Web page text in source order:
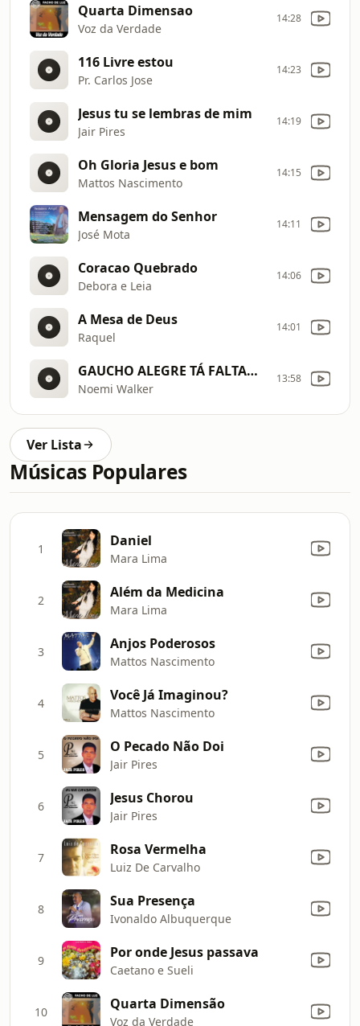
Quarta Dimensao
Voz da Verdade
14:28
116 Livre estou
Pr. Carlos Jose
14:23
Jesus tu se lembras de mim
Jair Pires
14:19
Oh Gloria Jesus e bom
Mattos Nascimento
14:15
Mensagem do Senhor
José Mota
14:11
Coracao Quebrado
Debora e Leia
14:06
A Mesa de Deus
Raquel
14:01
GAUCHO ALEGRE TÁ FALTANDO ORAÇÃO
Noemi Walker
13:58
Ver Lista
Músicas Populares
1 Daniel
Mara Lima
2 Além da Medicina
Mara Lima
3 Anjos Poderosos
Mattos Nascimento
4 Você Já Imaginou?
Mattos Nascimento
5 O Pecado Não Doi
Jair Pires
6 Jesus Chorou
Jair Pires
7 Rosa Vermelha
Luiz De Carvalho
8 Sua Presença
Ivonaldo Albuquerque
9 Por onde Jesus passava
Caetano e Sueli
10 Quarta Dimensão
Voz da Verdade